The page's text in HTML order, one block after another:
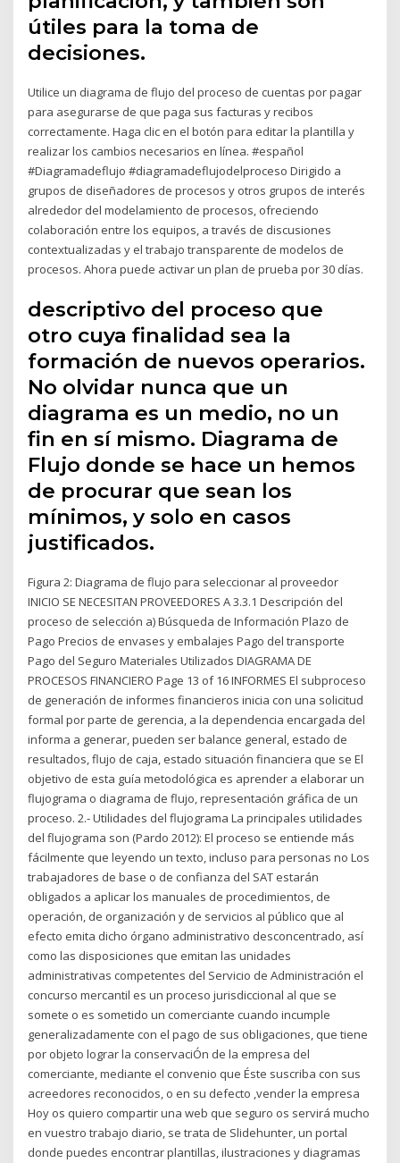
útiles para la toma de
decisiones.
Utilice un diagrama de flujo del proceso de cuentas por pagar
para asegurarse de que paga sus facturas y recibos
correctamente. Haga clic en el botón para editar la plantilla y
realizar los cambios necesarios en línea. #español
#Diagramadeflujo #diagramadeflujodelproceso Dirigido a
grupos de diseñadores de procesos y otros grupos de interés
alrededor del modelamiento de procesos, ofreciendo
colaboración entre los equipos, a través de discusiones
contextualizadas y el trabajo transparente de modelos de
procesos. Ahora puede activar un plan de prueba por 30 días.
descriptivo del proceso que
otro cuya finalidad sea la
formación de nuevos operarios.
No olvidar nunca que un
diagrama es un medio, no un
fin en sí mismo. Diagrama de
Flujo donde se hace un hemos
de procurar que sean los
mínimos, y solo en casos
justificados.
Figura 2: Diagrama de flujo para seleccionar al proveedor
INICIO SE NECESITAN PROVEEDORES A 3.3.1 Descripción del
proceso de selección a) Búsqueda de Información Plazo de
Pago Precios de envases y embalajes Pago del transporte
Pago del Seguro Materiales Utilizados DIAGRAMA DE
PROCESOS FINANCIERO Page 13 of 16 INFORMES El subproceso
de generación de informes financieros inicia con una solicitud
formal por parte de gerencia, a la dependencia encargada del
informa a generar, pueden ser balance general, estado de
resultados, flujo de caja, estado situación financiera que se El
objetivo de esta guía metodológica es aprender a elaborar un
flujograma o diagrama de flujo, representación gráfica de un
proceso. 2.‐ Utilidades del flujograma La principales utilidades
del flujograma son (Pardo 2012): El proceso se entiende más
fácilmente que leyendo un texto, incluso para personas no Los
trabajadores de base o de confianza del SAT estarán
obligados a aplicar los manuales de procedimientos, de
operación, de organización y de servicios al público que al
efecto emita dicho órgano administrativo desconcentrado, así
como las disposiciones que emitan las unidades
administrativas competentes del Servicio de Administración el
concurso mercantil es un proceso jurisdiccional al que se
somete o es sometido un comerciante cuando incumple
generalizadamente con el pago de sus obligaciones, que tiene
por objeto lograr la conservaciÓn de la empresa del
comerciante, mediante el convenio que Éste suscriba con sus
acreedores reconocidos, o en su defecto ,vender la empresa
Hoy os quiero compartir una web que seguro os servirá mucho
en vuestro trabajo diario, se trata de Slidehunter, un portal
donde puedes encontrar plantillas, ilustraciones y diagramas